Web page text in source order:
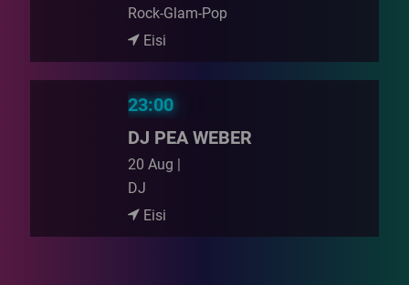
Rock-Glam-Pop
Eisi
23:00
DJ PEA WEBER
20 Aug |
DJ
Eisi